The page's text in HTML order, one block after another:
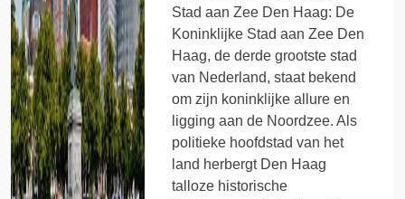
Stad aan Zee Den Haag: De
Koninklijke Stad aan Zee Den
Haag, de derde grootste stad
van Nederland, staat bekend
om zijn koninklijke allure en
ligging aan de Noordzee. Als
politieke hoofdstad van het
land herbergt Den Haag
talloze historische